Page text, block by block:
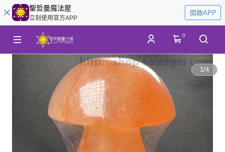
聖哲曼魔法屋
立刻使用官方APP
開啟APP
0
1/4